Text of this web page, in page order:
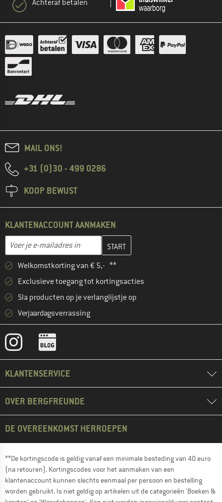
Achteraf betalen
MAIL ONS!
+31 (0)30 - 499 0286
KOOP BEWUST
KLANTENACCOUNT AANMAKEN
E-mailadres
Vul je e-mailadres hier in en maak in de volgende stap je
Welkomstkorting van € 5,- **
Exclusieve toegang tot kortingsacties
Sla producten op je verlanglijstje op
Verjaardagsverrassing
KLANTENSERVICE
OVER BERGFREUNDE
DE OVEREENKOMST HERROEPEN
**De kortingscode is geldig vanaf een minimale besteding van 40 euro
(na retouren). Kortingscodes voor het aanmaken van een
klantenaccount kunnen slechts eenmaal per persoon en bestelling
worden gebruikt. Is niet geldig op artikelen uit de categorieën 'Boeken &